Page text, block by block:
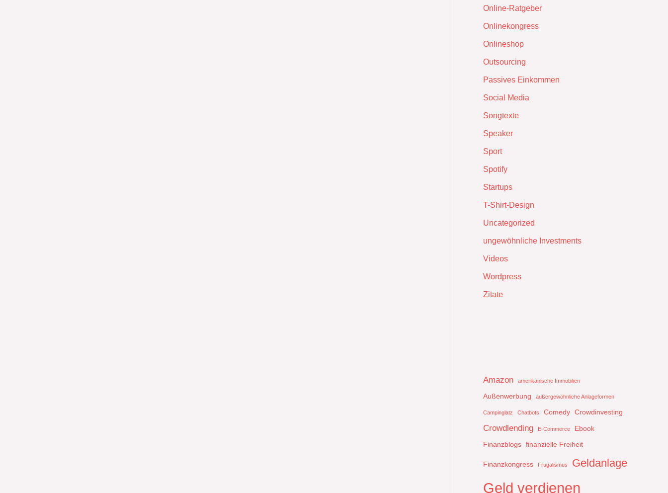
Online-Ratgeber
Onlinekongress
Onlineshop
Outsourcing
Passives Einkommen
Social Media
Songtexte
Speaker
Sport
Spotify
Startups
T-Shirt-Design
Uncategorized
ungewöhnliche Investments
Videos
Wordpress
Zitate
Amazon amerikanische Immobilien
Außenwerbung außergewöhnliche Anlageformen
Campinglatz Chatbots Comedy Crowdinvesting
Crowdlending E-Commerce
Ebook
Finanzblogs finanzielle Freiheit
Finanzkongress Frugalismus Geldanlage
Geld verdienen